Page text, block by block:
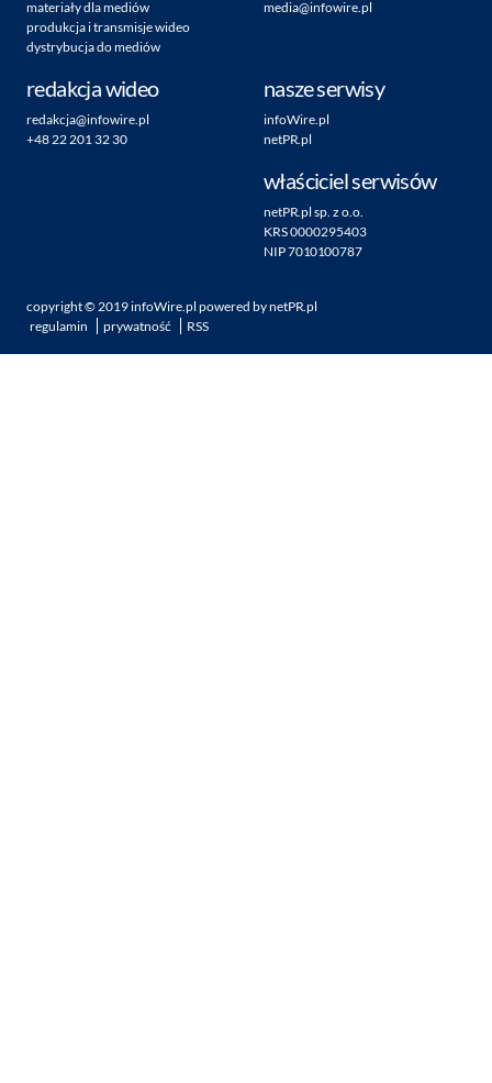
materiały dla mediów
produkcja i transmisje wideo
dystrybucja do mediów
media@infowire.pl
redakcja wideo
redakcja@infowire.pl
+48 22 201 32 30
nasze serwisy
infoWire.pl
netPR.pl
właściciel serwisów
netPR.pl sp. z o.o.
KRS 0000295403
NIP 7010100787
copyright ©2019infoWire.pl powered bynetPR.pl
regulamin
prywatność RSS